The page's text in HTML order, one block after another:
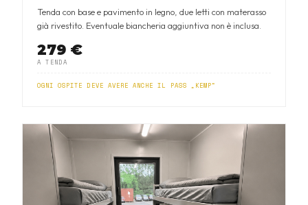
Tenda con base e pavimento in legno, due letti con materasso
già rivestito. Eventuale biancheria aggiuntiva non è inclusa.
279 €
A TENDA
OGNI OSPITE DEVE AVERE ANCHE IL PASS „KEMP“